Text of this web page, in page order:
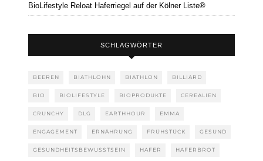
BioLifestyle Reloat Haferriegel auf der Kölner Liste®
SCHLAGWÖRTER
BEEREN BIATHLOHN BIATHLON BILLIARD
BIO BIOLIFESTYLE BIOPRODUKTE CEREALIEN
CRUNCHY DLG EARTHHOUR EMMA
ENGAGEMENT ERNÄHRUNG FRÜHSTÜCK GESUND
GESUNDHEITSBEWUSSTSEIN HAFER HAFERBROT